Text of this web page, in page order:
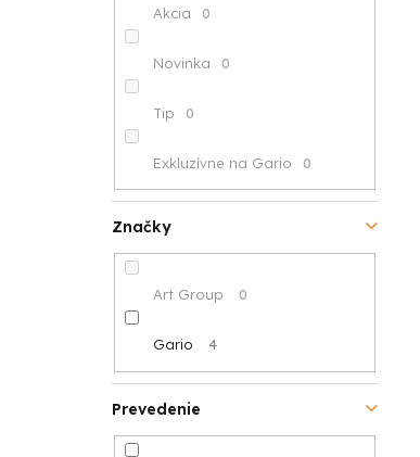
e
Akcia 0
Novinka 0
Tip 0
Exkluzívne na Gario 0
Značky
Art Group 0
Gario 4
Prevedenie